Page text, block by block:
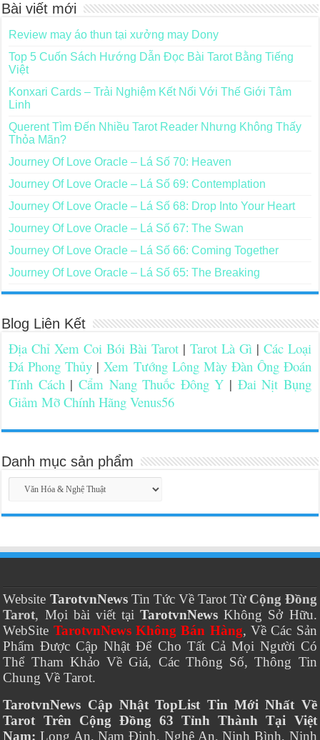
Bài viết mới
Review may áo thun tại xưởng may Dony
Top 5 Cuốn Sách Hướng Dẫn Đọc Bài Tarot Bằng Tiếng
Việt
Konxari Cards – Trải Nghiệm Kết Nối Với Thế Giới Tâm
Linh
Querent Tìm Đến Nhiều Tarot Reader Nhưng Không Thấy
Thỏa Mãn?
Journey Of Love Oracle – Lá Số 70: Heaven
Journey Of Love Oracle – Lá Số 69: Contemplation
Journey Of Love Oracle – Lá Số 68: Drop Into Your Heart
Journey Of Love Oracle – Lá Số 67: The Swan
Journey Of Love Oracle – Lá Số 66: Coming Together
Journey Of Love Oracle – Lá Số 65: The Breaking
Blog Liên Kết
Địa Chỉ Xem Coi Bói Bài Tarot | Tarot Là Gì| Các Loại
Đá Phong Thủy |Xem Tướng Lông Mày Đàn Ông Đoán
Tính Cách|Cẩm Nang Thuốc Đông Y | Đai Nịt Bụng
Giảm Mỡ Chính Hãng Venus56
Danh mục sản phẩm
Website TarotvnNewsTin Tức Về Tarot Từ Cộng Đồng
Tarot, Mọi bài viết tạiTarotvnNews Không Sở Hữu.
WebSite TarotvnNews Không Bán Hàng, Về Các Sản
Phẩm Được Cập Nhật Để Cho Tất Cả Mọi Người Có
Thể Tham Khảo Về Giá, Các Thông Số, Thông Tin
Chung Về Tarot.
TarotvnNews Cập Nhật TopList Tin Mới Nhất Về
Tarot Trên Cộng Đồng 63 Tỉnh Thành Tại Việt
Nam: Long An, Nam Định, Nghệ An, Ninh Bình, Ninh